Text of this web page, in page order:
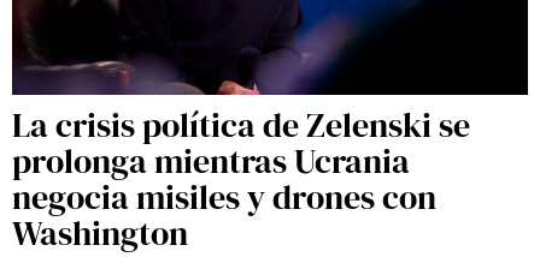
La crisis política de Zelenski se
prolonga mientras Ucrania
negocia misiles y drones con
Washington